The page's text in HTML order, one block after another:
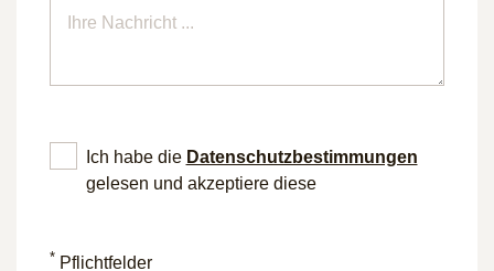
Ich habe die Datenschutz­bestimmungen
gelesen und akzeptiere diese
* Pflichtfelder